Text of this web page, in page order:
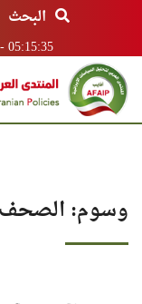
البحث
05:15:35
وسوم: الصحف